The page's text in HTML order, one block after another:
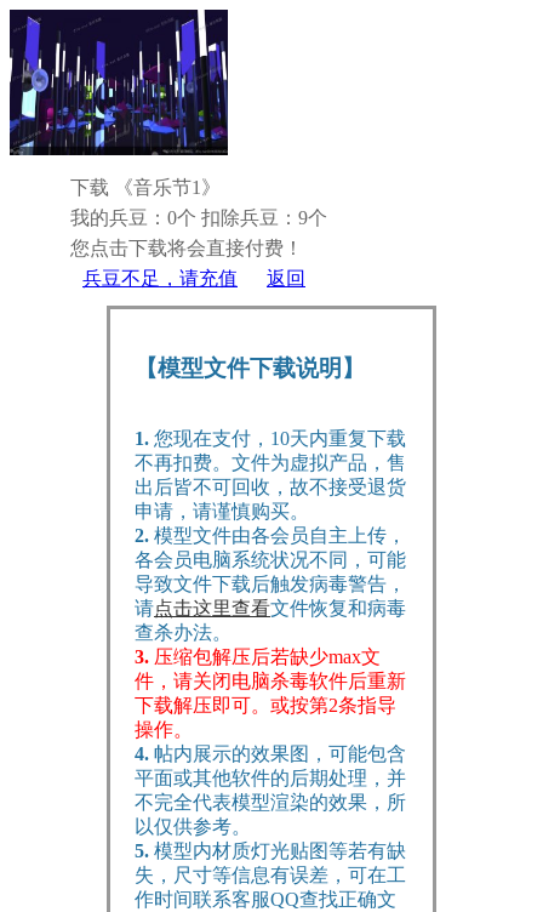
下载 《音乐节1》
我的兵豆：0个 扣除兵豆：9个
您点击下载将会直接付费！
兵豆不足，请充值
返回
【模型文件下载说明】
1. 您现在支付，10天内重复下载
不再扣费。文件为虚拟产品，售
出后皆不可回收，故不接受退货
申请，请谨慎购买。
2. 模型文件由各会员自主上传，
各会员电脑系统状况不同，可能
导致文件下载后触发病毒警告，
请点击这里查看文件恢复和病毒
查杀办法。
3. 压缩包解压后若缺少max文
件，请关闭电脑杀毒软件后重新
下载解压即可。或按第2条指导
操作。
4. 帖内展示的效果图，可能包含
平面或其他软件的后期处理，并
不完全代表模型渲染的效果，所
以仅供参考。
5. 模型内材质灯光贴图等若有缺
失，尺寸等信息有误差，可在工
作时间联系客服QQ查找正确文